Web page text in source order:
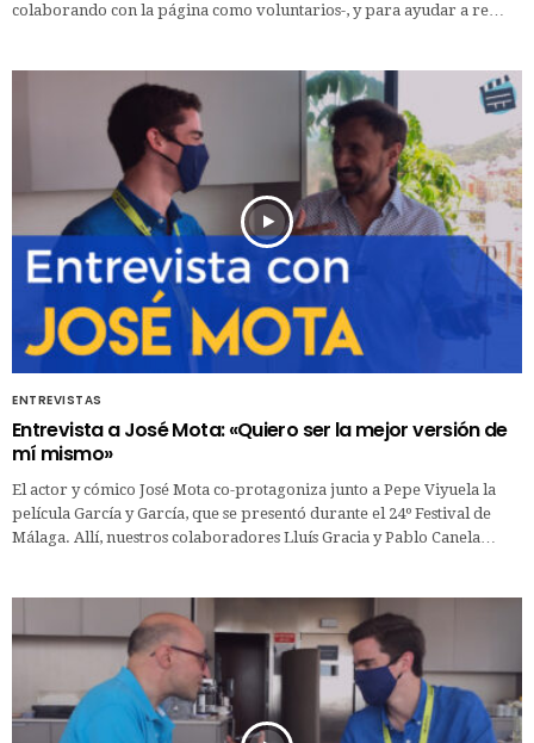
colaborando con la página como voluntarios-, y para ayudar a re…
ENTREVISTAS
Entrevista a José Mota: «Quiero ser la mejor versión de
mí mismo»
El actor y cómico José Mota co-protagoniza junto a Pepe Viyuela la
película García y García, que se presentó durante el 24º Festival de
Málaga. Allí, nuestros colaboradores Lluís Gracia y Pablo Canela…